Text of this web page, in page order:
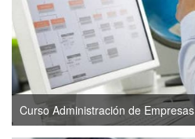
Curso Administración de Empresas